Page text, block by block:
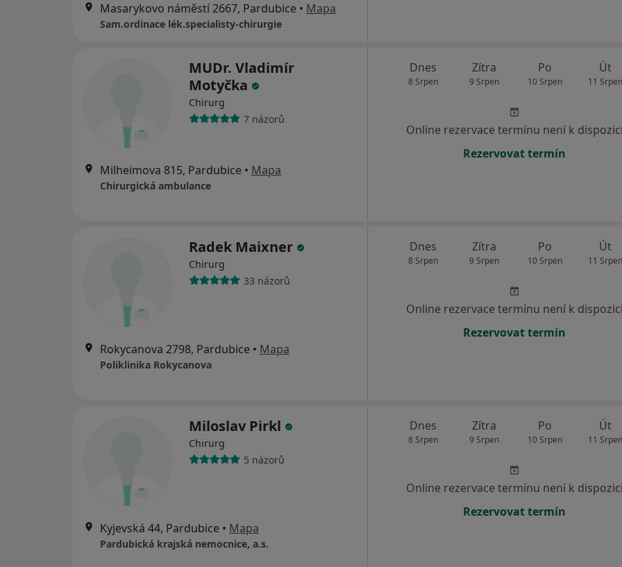
Masarykovo náměstí 2667, Pardubice • Mapa
Sam.ordinace lék.specialisty-chirurgie
MUDr. Vladimír
Motyčka
Chirurg
7 názorů
Milheimova 815, Pardubice • Mapa
Chirurgická ambulance
Dnes
8 Srpen
Zítra
9 Srpen
Po
10 Srpen
Út
11 Srpen
Online rezervace termínu není k dispozici
Rezervovat termín
Radek Maixner
Chirurg
33 názorů
Rokycanova 2798, Pardubice • Mapa
Poliklinika Rokycanova
Dnes
8 Srpen
Zítra
9 Srpen
Po
10 Srpen
Út
11 Srpen
Online rezervace termínu není k dispozici
Rezervovat termín
Miloslav Pirkl
Chirurg
5 názorů
Kyjevská 44, Pardubice • Mapa
Pardubická krajská nemocnice, a.s.
Dnes
8 Srpen
Zítra
9 Srpen
Po
10 Srpen
Út
11 Srpen
Online rezervace termínu není k dispozici
Rezervovat termín